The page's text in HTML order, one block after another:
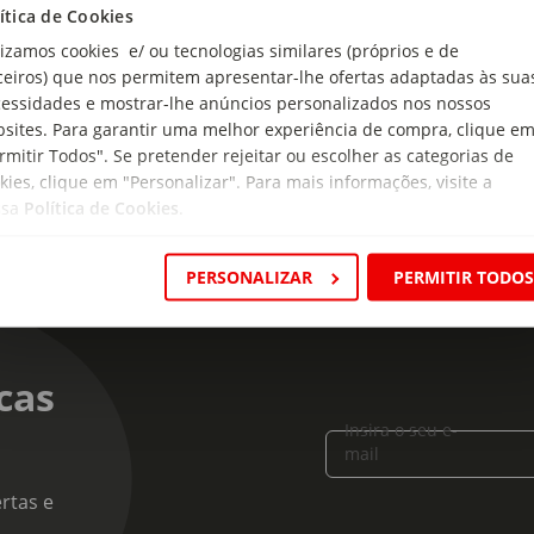
de Cookies
cookies e/ ou tecnologias similares (próprios e de
que nos permitem apresentar-lhe ofertas adaptadas às
e mostrar-lhe anúncios personalizados nos nossos
Para garantir uma melhor experiência de compra, clique em
Todos". Se pretender rejeitar ou escolher as categorias de
clique em "Personalizar". Para mais informações, visite a
Política de Cookies
PERSONALIZAR PERMITIR TODOS
analíticos: Proteína 32%; Fibra bruta 5%; Gordura 7%;
de produto:
Vermelho
e
Insira o seu e-
mail